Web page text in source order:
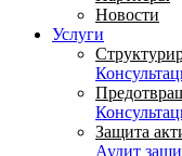
Новости
Услуги
Защита
Аудит